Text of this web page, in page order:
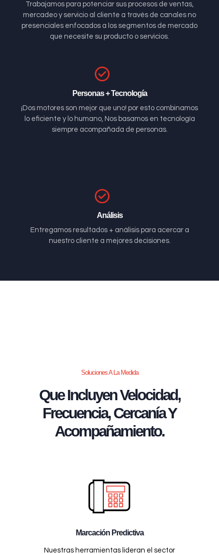
Trabajamos para potenciar sus procesos de ventas,
mercadeo y servicio al cliente a través de canales no
presenciales enfocados a los segmentos de mercado
que necesite su producto o servicios.
Personas + Tecnología
¡Dos motores son mejor que uno! por esto combinamos
lo eficiente y lo humano, Nos basamos en tecnología
siempre acompañada de personas.
Análisis
Entregamos resultados + análisis para acercar a
nuestro cliente a mejores decisiones.
Soluciones A La Medida
Que Incluyen Velocidad,
Frecuencia, Cercanía Y
Acompañamiento.
Marcación Predictiva
Nuestras herramientas lideran el sector